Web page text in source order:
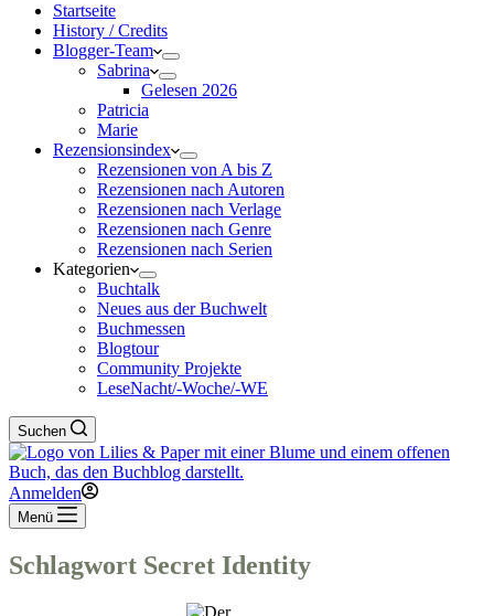
Startseite
History / Credits
Blogger-Team
Sabrina
Gelesen 2026
Patricia
Marie
Rezensionsindex
Rezensionen von A bis Z
Rezensionen nach Autoren
Rezensionen nach Verlage
Rezensionen nach Genre
Rezensionen nach Serien
Kategorien
Buchtalk
Neues aus der Buchwelt
Buchmessen
Blogtour
Community Projekte
LeseNacht/-Woche/-WE
Suchen
Anmelden
Menü
Schlagwort Secret Identity